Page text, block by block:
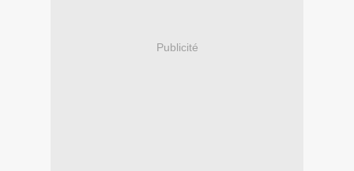
Publicité